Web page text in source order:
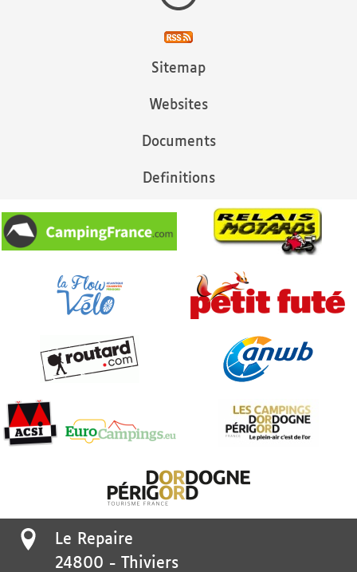
Sitemap
Websites
Documents
Definitions
Le Repaire
24800 -
Thiviers